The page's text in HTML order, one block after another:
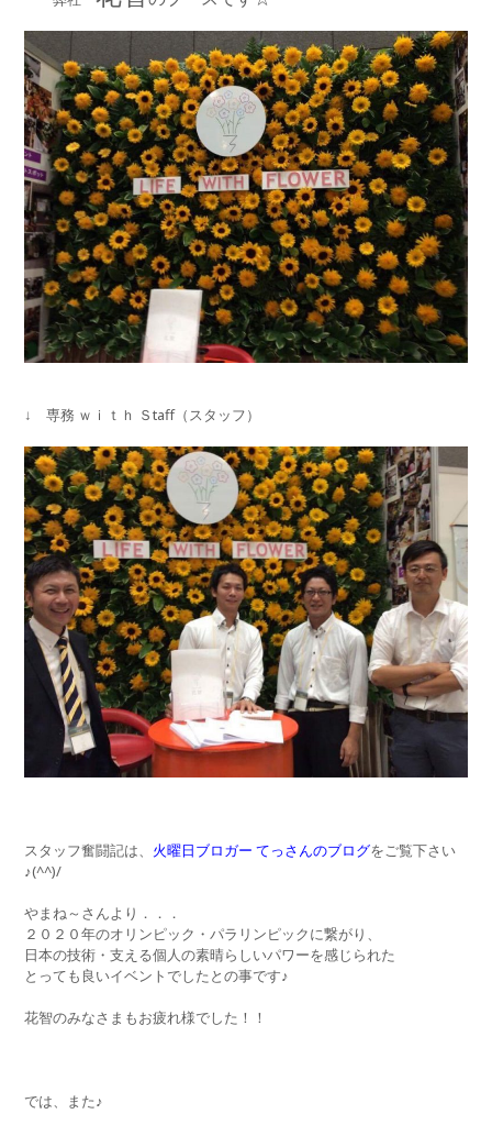
↓ 専務 ｗｉｔｈ Ｓtaff（スタッフ）
スタッフ奮闘記は、 火曜日ブロガー てっさんのブログをご覧下さい
♪(^^)/
やまね～さんより．．．
２０２０年のオリンピック・パラリンピックに繋がり、
日本の技術・支える個人の素晴らしいパワーを感じられた
とっても良いイベントでしたとの事です♪
花智のみなさまもお疲れ様でした！！
では、また♪